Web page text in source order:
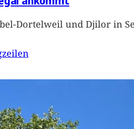
Dortelweil und Djilor in